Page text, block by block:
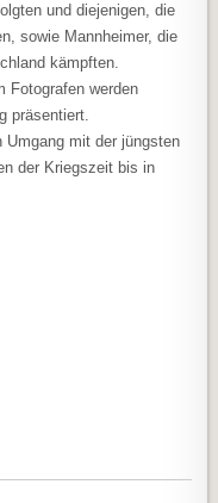
und diejenigen, die
sowie Mannheimer, die
kämpften.
Fotografen werden
präsentiert.
Umgang mit der jüngsten
der Kriegszeit bis in